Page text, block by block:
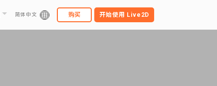
简体中文 购买 开始使用 Live2D